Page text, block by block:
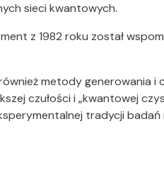
sieci kwantowych.
z 1982 roku został
metody generowania
czułości i „kwantowej
tradycji